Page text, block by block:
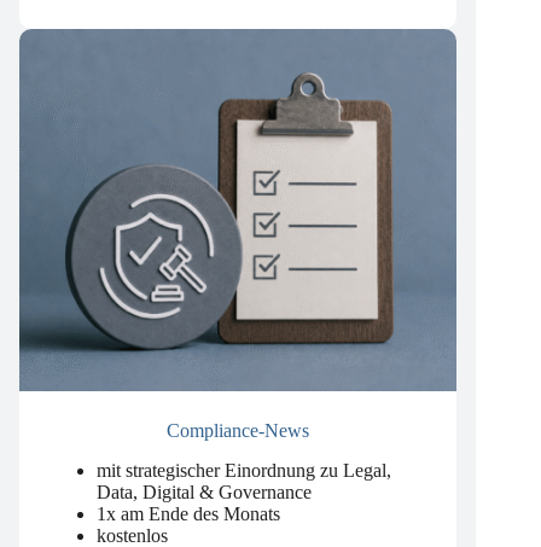
Compliance-News
mit strategischer Einordnung zu Legal,
Data, Digital & Governance
1x am Ende des Monats
kostenlos